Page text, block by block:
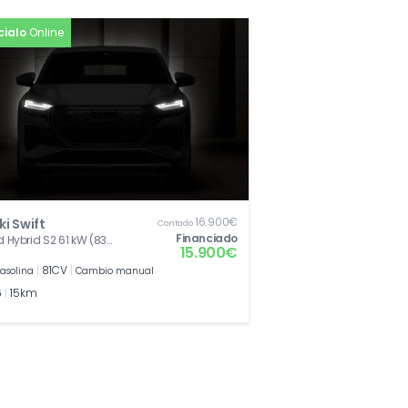
Online
Swift
Hybrid S2 61 kW (83
Contado16.900€
Financiado
15.900€
81CV Cambio manual
15km